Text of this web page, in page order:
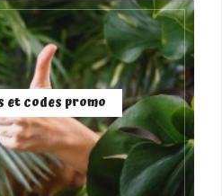
et codes promo